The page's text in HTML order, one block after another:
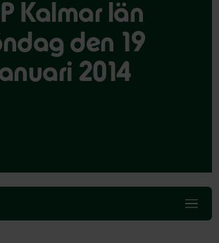
Kalmar län
den 19
2014